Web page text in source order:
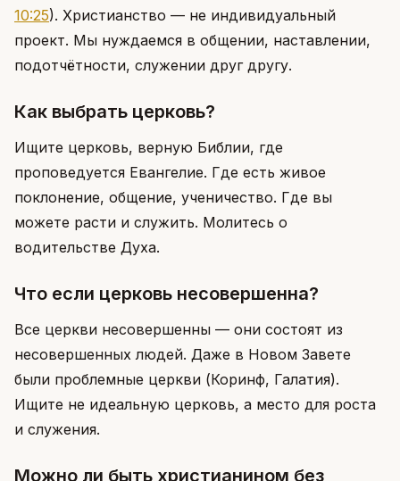
10:25). Христианство — не индивидуальный
проект. Мы нуждаемся в общении, наставлении,
подотчётности, служении друг другу.
Как выбрать церковь?
Ищите церковь, верную Библии, где
проповедуется Евангелие. Где есть живое
поклонение, общение, ученичество. Где вы
можете расти и служить. Молитесь о
водительстве Духа.
Что если церковь несовершенна?
Все церкви несовершенны — они состоят из
несовершенных людей. Даже в Новом Завете
были проблемные церкви (Коринф, Галатия).
Ищите не идеальную церковь, а место для роста
и служения.
Можно ли быть христианином без